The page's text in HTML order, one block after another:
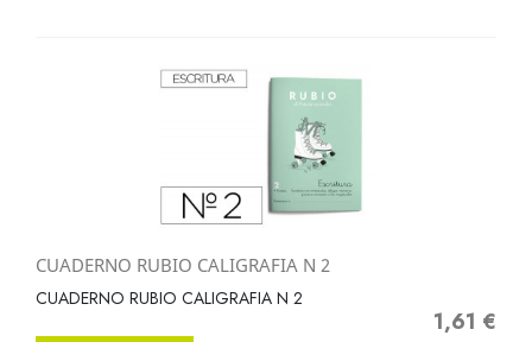
CUADERNO RUBIO CALIGRAFIA N 2
CUADERNO RUBIO CALIGRAFIA N 2
Precio
1,61 €